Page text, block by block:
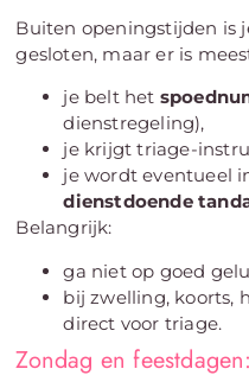
Buiten openingstijden is
gesloten, maar er is
je belt het
dienstregeling),
je krijgt triage-
je wordt eventueel
dienstdoende
Belangrijk:
ga niet op goed
bij zwelling, koorts,
direct voor triage.
Zondag en